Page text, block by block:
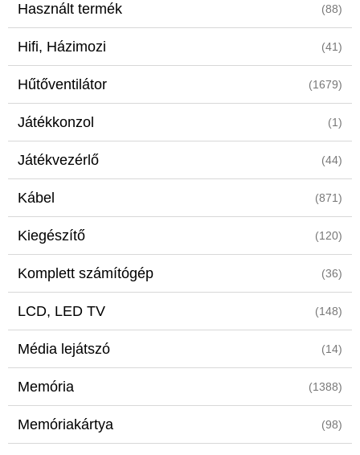
Használt termék (88)
Hifi, Házimozi (41)
Hűtőventilátor (1679)
Játékkonzol (1)
Játékvezérlő (44)
Kábel (871)
Kiegészítő (120)
Komplett számítógép (36)
LCD, LED TV (148)
Média lejátszó (14)
Memória (1388)
Memóriakártya (98)